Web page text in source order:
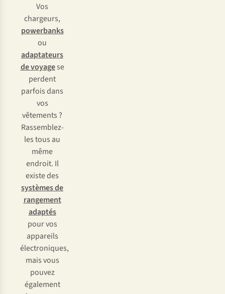
Vos
chargeurs,
powerbanks
ou
adaptateurs
de voyagese
perdent
parfois dans
vos
vêtements ?
Rassemblez-
les tous au
même
endroit. Il
existe des
systèmes de
rangement
adaptés
pour vos
appareils
électroniques,
mais vous
pouvez
également